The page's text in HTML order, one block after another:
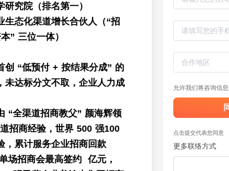
究院（排名第一）
生态化渠道增长合伙人（“招
” 三位一体）
创 “低预付 + 按结果分成” 的
未达标分文不取，企业人力成
“全渠道招商教父” 颜海辉领
招商经验，世界 500 强100
，累计服务企业招商回款
场招商会最高签约 亿元，
允许我们将咨询信
点击提交代表您同意
更多联络方式